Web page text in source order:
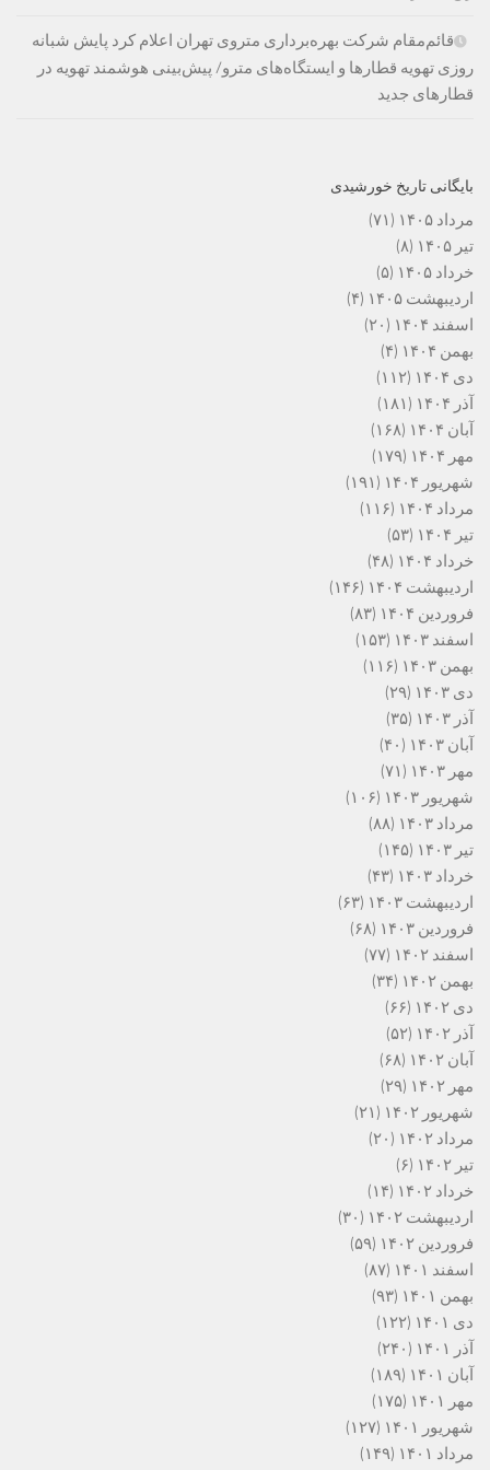
قائم‌مقام شرکت بهره‌برداری متروی تهران اعلام کرد پایش شبانه
روزی تهویه قطارها و ایستگاه‌های مترو/ پیش‌بینی هوشمند تهویه در
قطارهای جدید
بایگانی تاریخ خورشیدی
مرداد ۱۴۰۵
(۷۱)
تیر ۱۴۰۵
(۸)
خرداد ۱۴۰۵
(۵)
اردیبهشت ۱۴۰۵
(۴)
اسفند ۱۴۰۴
(۲۰)
بهمن ۱۴۰۴
(۴)
دی ۱۴۰۴
(۱۱۲)
آذر ۱۴۰۴
(۱۸۱)
آبان ۱۴۰۴
(۱۶۸)
مهر ۱۴۰۴
(۱۷۹)
شهریور ۱۴۰۴
(۱۹۱)
مرداد ۱۴۰۴
(۱۱۶)
تیر ۱۴۰۴
(۵۳)
خرداد ۱۴۰۴
(۴۸)
اردیبهشت ۱۴۰۴
(۱۴۶)
فروردین ۱۴۰۴
(۸۳)
اسفند ۱۴۰۳
(۱۵۳)
بهمن ۱۴۰۳
(۱۱۶)
دی ۱۴۰۳
(۲۹)
آذر ۱۴۰۳
(۳۵)
آبان ۱۴۰۳
(۴۰)
مهر ۱۴۰۳
(۷۱)
شهریور ۱۴۰۳
(۱۰۶)
مرداد ۱۴۰۳
(۸۸)
تیر ۱۴۰۳
(۱۴۵)
خرداد ۱۴۰۳
(۴۳)
اردیبهشت ۱۴۰۳
(۶۳)
فروردین ۱۴۰۳
(۶۸)
اسفند ۱۴۰۲
(۷۷)
بهمن ۱۴۰۲
(۳۴)
دی ۱۴۰۲
(۶۶)
آذر ۱۴۰۲
(۵۲)
آبان ۱۴۰۲
(۶۸)
مهر ۱۴۰۲
(۲۹)
شهریور ۱۴۰۲
(۲۱)
مرداد ۱۴۰۲
(۲۰)
تیر ۱۴۰۲
(۶)
خرداد ۱۴۰۲
(۱۴)
اردیبهشت ۱۴۰۲
(۳۰)
فروردین ۱۴۰۲
(۵۹)
اسفند ۱۴۰۱
(۸۷)
بهمن ۱۴۰۱
(۹۳)
دی ۱۴۰۱
(۱۲۲)
آذر ۱۴۰۱
(۲۴۰)
آبان ۱۴۰۱
(۱۸۹)
مهر ۱۴۰۱
(۱۷۵)
شهریور ۱۴۰۱
(۱۲۷)
مرداد ۱۴۰۱
(۱۴۹)